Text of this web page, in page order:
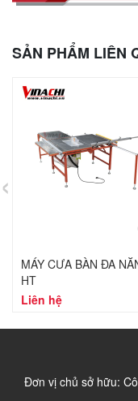
SẢN PHẨM LIÊN
MÁY CƯA BÀN ĐA
HT
Liên hệ
‹
Đơn vị chủ sở hữu: